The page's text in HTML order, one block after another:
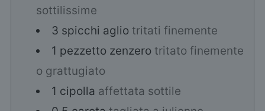
sottilissime
3 spicchi aglio tritati finemente
1 pezzetto zenzero tritato finemente
o grattugiato
1 cipolla affettata sottile